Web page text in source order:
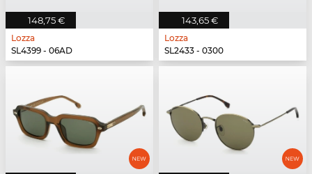
148,75 €
Lozza
SL4399 - 06AD
143,65 €
Lozza
SL2433 - 0300